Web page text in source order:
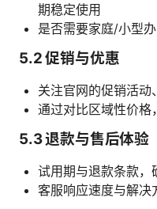
期稳定使用
是否需要家庭/小型
5.2 促销与优惠
关注官网的促销活
通过对比区域性价格
5.3 退款与售后体验
试用期与退款条款，
客服响应速度与解决